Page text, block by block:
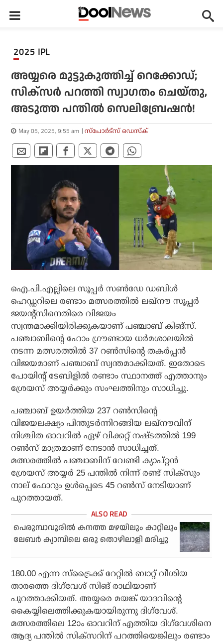
2025 IPL
അയ്യരെ മുട്ടുകുത്തിച്ച് റെക്കോഡ്;
സിക്‌സര്‍ പറത്തി സ്വാഗതം ചെയ്തു,
അടുത്ത പന്തില്‍ സെലിബ്രേഷന്‍!
May 05, 2025, 9:55 am സ്പോര്‍ട്സ് ഡെസ്‌ക്
ഐ.പി.എല്ലിലെ സൂപ്പര്‍ സണ്‍ഡേ ഡബിള്‍
ഹെഡ്ഡറിലെ രണ്ടാം മത്സരത്തില്‍ ലഖ്‌നൗ സൂപ്പര്‍
ജയന്റ്സിനെതിരെ വിജയം
സ്വന്തമാക്കിയിരിക്കുകയാണ് പഞ്ചാബ് കിങ്സ്.
പഞ്ചാബിന്റെ ഹോം ഗ്രൗണ്ടായ ധര്‍മശാലയില്‍
നടന്ന മത്സരത്തില്‍ 37 റണ്‍സിന്റെ തകര്‍പ്പന്‍
വിജയമാണ് പഞ്ചാബ് സ്വന്തമാക്കിയത്. ഇതോടെ
പോയിന്റ് ടേബിളില്‍ രണ്ടാം സ്ഥാനത്ത് എത്താനും
ശ്രേയസ് അയ്യര്‍ക്കും സംഘത്തിനും സാധിച്ചു.
പഞ്ചാബ് ഉയര്‍ത്തിയ 237 റണ്‍സിന്റെ
വിജയലക്ഷ്യം പിന്തുടര്‍ന്നിറങ്ങിയ ലഖ്‌നൗവിന്
നിശ്ചിത ഓവറില്‍ ഏഴ് വിക്കറ്റ് നഷ്ടത്തില്‍ 199
റണ്‍സ് മാത്രമാണ് നേടാന്‍ സാധിച്ചത്.
മത്സരത്തില്‍ പഞ്ചാബിന് വേണ്ടി ക്യാപ്റ്റന്‍
ശ്രേയസ് അയ്യര്‍ 25 പന്തില്‍ നിന്ന് രണ്ട് സിക്‌സും
നാല് ഫോറും ഉള്‍പ്പെടെ 45 റണ്‍സ് നേടിയാണ്
പുറത്തായത്.
പെരുമ്പാവൂരില്‍ കനത്ത മഴയിലും കാറ്റിലും
ലേബര്‍ ക്യാമ്പിലെ ഒരു തൊഴിലാളി മരിച്ചു
180.00 എന്ന സ്‌ട്രൈക്ക് റേറ്റില്‍ ബാറ്റ് വീശിയ
താരത്തെ ദിഗ്‌വേശ് സിങ് രാഥിയാണ്
പുറത്താക്കിയത്. അയ്യരെ മയങ്ക് യാദവിന്റെ
കൈയ്യിലെത്തിക്കുകയായിരുന്നു ദിഗ്‌വേശ്.
മത്സരത്തിലെ 12ാം ഓവറിന് എത്തിയ ദിഗ്‌വേശിനെ
ആദ്യ പന്തില്‍ സിക്‌സറിന് പറത്തിയെങ്കിലും രണ്ടാം